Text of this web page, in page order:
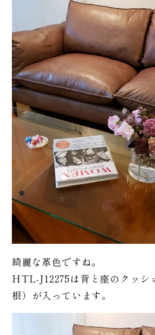
綺麗な革色ですね。
HTL-J12275は背と座のクッシ
根）が入っています。